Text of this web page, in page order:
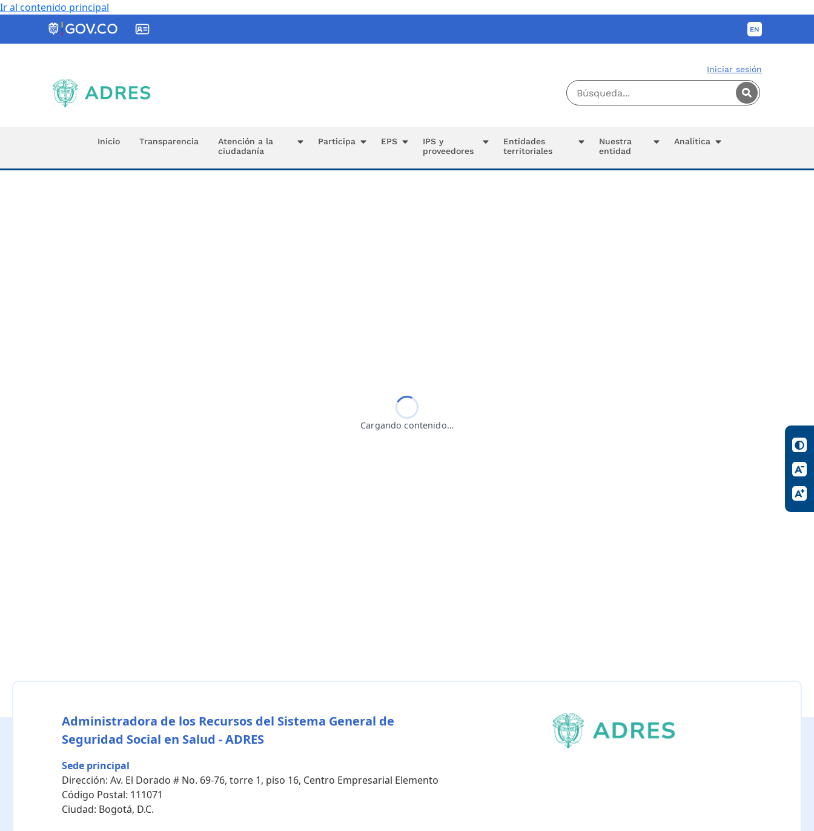
Ir al contenido principal
Iniciar sesión
ADRES
Inicio Transparencia
Atención a la
ciudadanía
Participa EPS
IPS y
proveedores
Entidades
territoriales
Nuestra
entidad
Analítica
Cargando contenido…
Administradora de los Recursos del Sistema General de
Seguridad Social en Salud - ADRES
Sede principal
Dirección: Av. El Dorado # No. 69-76, torre 1, piso 16, Centro Empresarial Elemento
Código Postal: 111071
Ciudad: Bogotá, D.C.